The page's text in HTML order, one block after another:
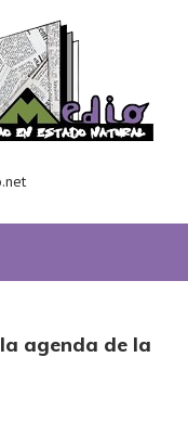
conocé la agenda de la
agenda de la